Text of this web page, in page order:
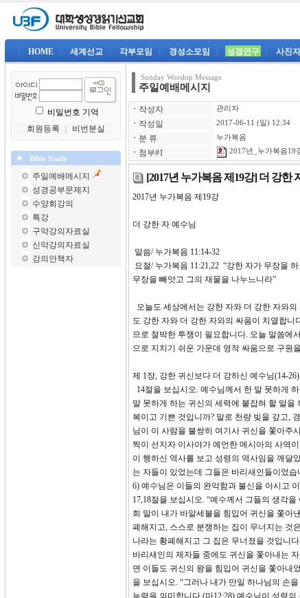
HOME 세계선교 각부모임 경성소모임 성경연구 사진
비밀번호 기억
회원등록
비번분실
Bible Study
주일예배메시지
성경공부문제지
수양회강의
특강
구약강의자료실
신약강의자료실
강의안책자
Sunday Worship Message
주일예배메시지
ㆍ 작성자 관리자
ㆍ 작성일 2017-06-11 (일) 12:34
ㆍ 분 류 누가복음
ㆍ 첨부#1 2017년_누가복음19
[2017년 누가복음 제19강] 더 강한
2017년 누가복음 제19강
더 강한 자 예수님
말씀/ 누가복음 11:14-32
요절/ 누가복음 11:21,22 “강한 자가 무장을
무장을 빼앗고 그의 재물을 나누느니라”
오늘도 세상에서는 강한 자와 더 강한 자와
도 강한 자와 더 강한 자와의 싸움이 치열합니
므로 절박한 투쟁이 필요합니다. 오늘 말씀에
으로 지치기 쉬운 가운데 영적 싸움으로 구원
제 1장, 강한 귀신보다 더 강하신 예수님(14-26)
14절을 보십시오. 예수님께서 한 말 못하게
말 못하게 하는 귀신의 세력에 붙잡혀 할 말
복이고 기쁜 것입니까? 말로 천량 빚을 갚고,
님이 이 사람을 불쌍히 여기사 귀신을 쫓아주
찍이 선지자 이사야가 예언한 메시아의 사역
이 행하신 역사를 보고 성령의 역사임을 깨달
는 자들이 있었는데 그들은 바리새인들이었
6) 예수님은 이들의 완악함과 불신을 아시고
17,18절을 보십시오. “예수께서 그들의 생각
희 말이 내가 바알세불을 힘입어 귀신을 쫓아
폐해지고, 스스로 분쟁하는 집이 무너지는 것
나라는 황폐해지고 그 집은 무너졌을 것입니
바리새인의 제자들 중에도 귀신을 쫓아내는
면 이들도 귀신의 왕을 힘입어 귀신을 쫓아내
을 보십시오. “그러나 내가 만일 하나님의 손
능력을 의미합니다.(마12:28) 예수님이 성령